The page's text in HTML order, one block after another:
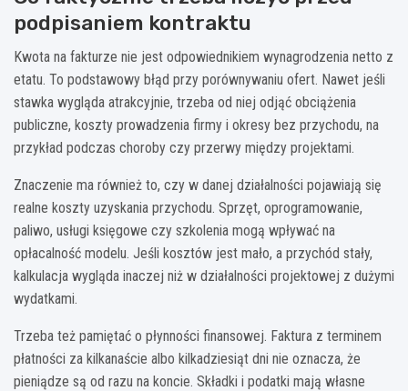
podpisaniem kontraktu
Kwota na fakturze nie jest odpowiednikiem wynagrodzenia netto z
etatu. To podstawowy błąd przy porównywaniu ofert. Nawet jeśli
stawka wygląda atrakcyjnie, trzeba od niej odjąć obciążenia
publiczne, koszty prowadzenia firmy i okresy bez przychodu, na
przykład podczas choroby czy przerwy między projektami.
Znaczenie ma również to, czy w danej działalności pojawiają się
realne koszty uzyskania przychodu. Sprzęt, oprogramowanie,
paliwo, usługi księgowe czy szkolenia mogą wpływać na
opłacalność modelu. Jeśli kosztów jest mało, a przychód stały,
kalkulacja wygląda inaczej niż w działalności projektowej z dużymi
wydatkami.
Trzeba też pamiętać o płynności finansowej. Faktura z terminem
płatności za kilkanaście albo kilkadziesiąt dni nie oznacza, że
pieniądze są od razu na koncie. Składki i podatki mają własne